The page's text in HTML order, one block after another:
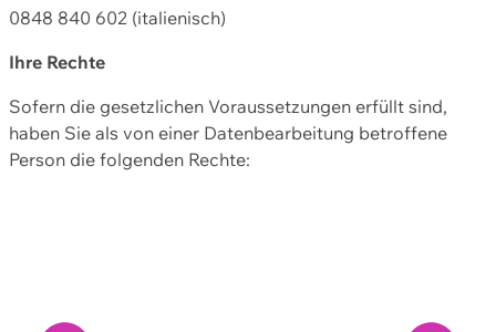
0848 840 602 (italienisch)
Ihre Rechte
Sofern die gesetzlichen Voraussetzungen erfüllt sind,
haben Sie als von einer Datenbearbeitung betroffene
Person die folgenden Rechte: